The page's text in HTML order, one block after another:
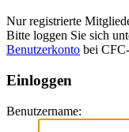
Nur registrierte
Bitte loggen Sie sich
Benutzerkonto bei
Einloggen
Benutzername: